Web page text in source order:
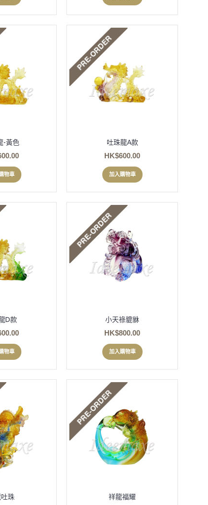
-黃色
物車
吐珠龍A款
HK$600.00
加入購物車
D款
物車
小天祿貔貅
HK$800.00
加入購物車
珠 祥龍福耀